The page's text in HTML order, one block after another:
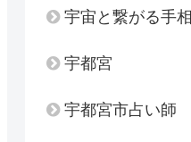
宇宙と繋がる手相
宇都宮
宇都宮市占い師